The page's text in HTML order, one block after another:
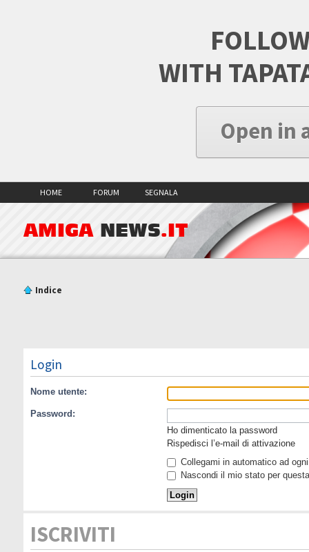
WITH
Open in
HOME FORUM SEGNALA
AMIGA NEWS.IT
Indice
Login
Nome utente:
Password:
Ho dimenticato la password
Rispedisci l’e-mail di attivazione
Collegami in automatico ad
Nascondi il mio stato per
ISCRIVITI